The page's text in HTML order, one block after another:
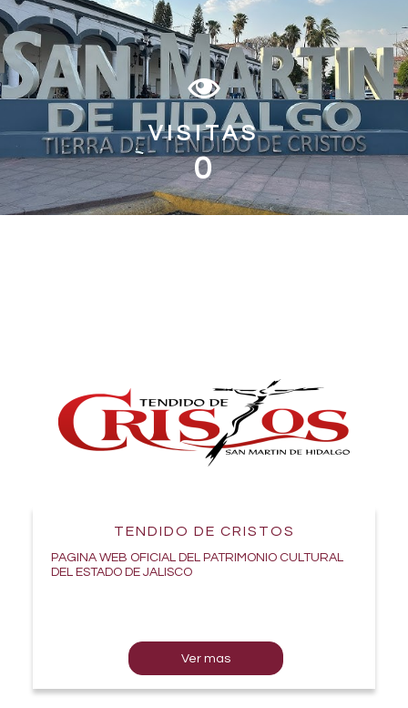
VISITAS
0
TENDIDO DE CRISTOS
PAGINA WEB OFICIAL DEL PATRIMONIO CULTURAL
DEL ESTADO DE JALISCO
Ver mas